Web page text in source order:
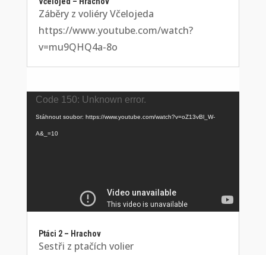
Záběry z voliéry Včelojeda
https://www.youtube.com/watch?
v=mu9QHQ4a-8o
Video
přehrávač
Code 150: Unknown error.
Stáhnout soubor: https://www.youtube.com/watch?v=oZ13vBl_W-
A&_=10
Ptáci 2 – Hrachov
Sestři z ptačích volier